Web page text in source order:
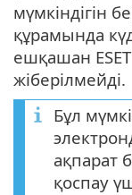
мүмкіндігін
құрамында
ешқашан
жіберілмейді.
Бұл
ақпарат
қоспау